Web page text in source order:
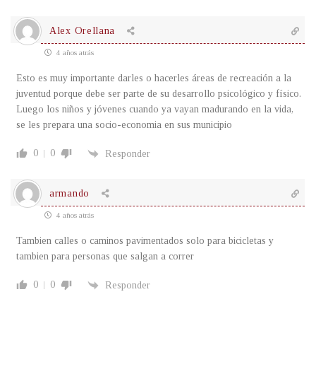
Alex Orellana
4 años atrás
Esto es muy importante darles o hacerles áreas de recreación a la
juventud porque debe ser parte de su desarrollo psicológico y físico.
Luego los niños y jóvenes cuando ya vayan madurando en la vida,
se les prepara una socio-economia en sus municipio
0 0 Responder
armando
4 años atrás
Tambien calles o caminos pavimentados solo para bicicletas y
tambien para personas que salgan a correr
0 0 Responder